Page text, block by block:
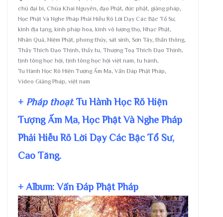
chú đại bi, Chùa Khai Nguyên, đạo Phật, đức phật, giảng pháp,
Học Phật Và Nghe Pháp Phải Hiễu Rõ Lời Dạy Các Bậc Tổ Sư,
kinh địa tạng, kinh pháp hoa, kinh vô lượng thọ, Nhạc Phật,
Nhân Quả, Niệm Phật, phong thủy, sát sinh, Sơn Tây, thần thông,
Thầy Thích Đạo Thịnh, thầy tu, Thượng Toạ Thích Đạo Thịnh,
tịnh tông học hội, tịnh tông học hội việt nam, tu hành,
Tu Hành Học Rõ Hiện Tượng Ấm Ma, Vấn Đáp Phật Pháp,
Video Giảng Pháp, việt nam
+ Pháp thoại: Tu Hành Học Rõ Hiện
Tượng Ấm Ma, Học Phật Và Nghe Pháp
Phải Hiễu Rõ Lời Dạy Các Bậc Tổ Sư,
Cao Tăng.
+ Album: Vấn Đáp Phật Pháp